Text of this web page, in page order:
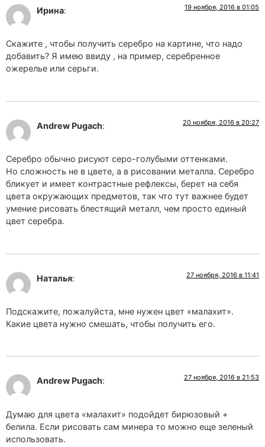
Ирина: 19 ноября, 2016 в 01:05
Скажите , чтобы получить серебро на картине, что надо
добавить? Я имею ввиду , на пример, серебренное
ожерелье или серьги.
Andrew Pugach: 20 ноября, 2016 в 20:27
Серебро обычно рисуют серо-голубыми оттенками.
Но сложность не в цвете, а в рисовании металла. Серебро
бликует и имеет контрастные рефлексы, берет на себя
цвета окружающих предметов, так что тут важнее будет
умение рисовать блестящий металл, чем просто единый
цвет серебра.
Наталья: 27 ноября, 2016 в 11:41
Подскажите, пожалуйста, мне нужен цвет «малахит».
Какие цвета нужно смешать, чтобы получить его.
Andrew Pugach: 27 ноября, 2016 в 21:53
Думаю для цвета «малахит» подойдет бирюзовый +
белила. Если рисовать сам минера то можно еще зеленый
использовать.